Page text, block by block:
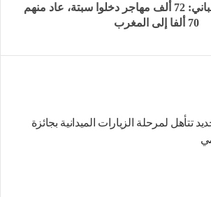
وزير الداخلية الإسباني: 72 ألف مهاجر دخلوا سبتة، عاد منهم
70 ألفا إلى المغرب
تتأهل لمرحلة الزيارات الميدانية بجائزة